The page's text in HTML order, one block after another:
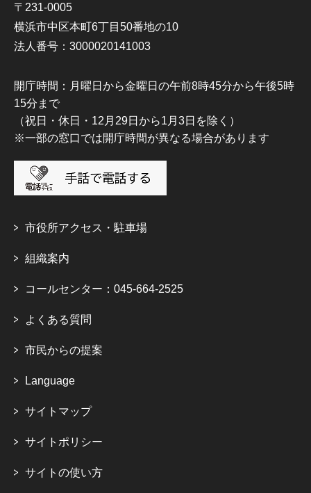
〒231-0005
横浜市中区本町6丁目50番地の10
法人番号：3000020141003
開庁時間：月曜日から金曜日の午前8時45分から午後5時
15分まで
（祝日・休日・12月29日から1月3日を除く）
※一部の窓口では開庁時間が異なる場合があります
市役所アクセス・駐車場
組織案内
コールセンター：045-664-2525
よくある質問
市民からの提案
Language
サイトマップ
サイトポリシー
サイトの使い方